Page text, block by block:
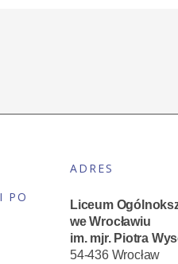
PO
ADRES
Liceum
we Wrocławiu
im. mjr. Piotra
54-436 Wrocław